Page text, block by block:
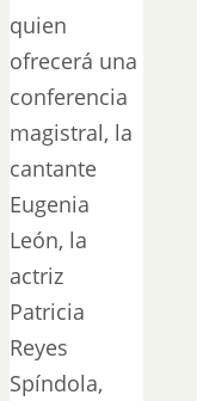
quien
ofrecerá una
conferencia
magistral, la
cantante
Eugenia
León, la
actriz
Patricia
Reyes
Spíndola,